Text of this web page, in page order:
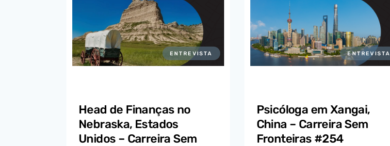
ENTREVISTA
Head de Finanças no
Nebraska, Estados
Unidos – Carreira Sem
ENTREVISTA
Psicóloga em Xangai,
China – Carreira Sem
Fronteiras #254